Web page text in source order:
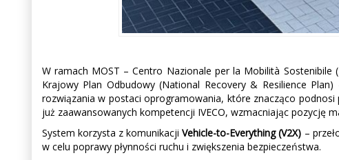
W ramach MOST – Centro Nazionale per la Mobilità
Krajowy Plan Odbudowy (National Recovery & Resilience
rozwiązania w postaci oprogramowania, które znacząco
już zaawansowanych kompetencji IVECO, wzmacniając pozycję
System korzysta z komunikacjiVehicle-to-Everything (V2X) –
w celu poprawy płynności ruchu i zwiększenia bezpieczeństwa.